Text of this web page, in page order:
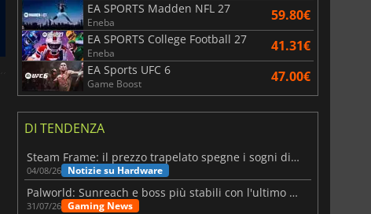
EA SPORTS Madden NFL 27
Eneba 59.80€
EA SPORTS College Football 27
Eneba 41.31€
EA Sports UFC 6
Game Boost 47.00€
DI TENDENZA
Steam Frame: il prezzo trapelato spegne i sogni di un VR economico
04/08/26 Notizie su Hardware
Palworld: Sunreach e boss più stabili con l'ultimo update
31/07/26 Gaming News